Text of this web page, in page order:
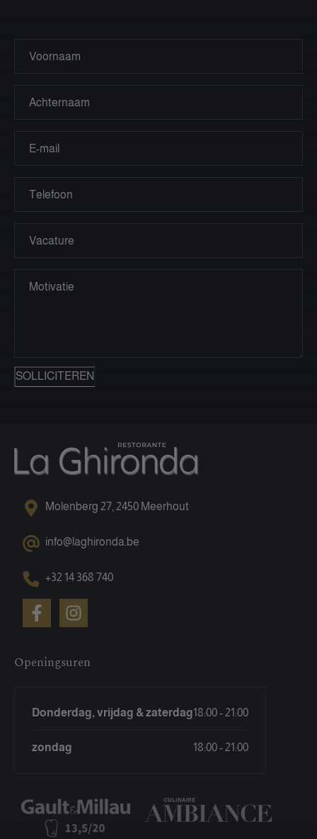
SOLLICITEREN
Molenberg 27, 2450 Meerhout
info@laghironda.be
+32 14 368 740
Openingsuren
Donderdag, vrijdag & zaterdag18:00 - 21:00
zondag 18:00 - 21:00